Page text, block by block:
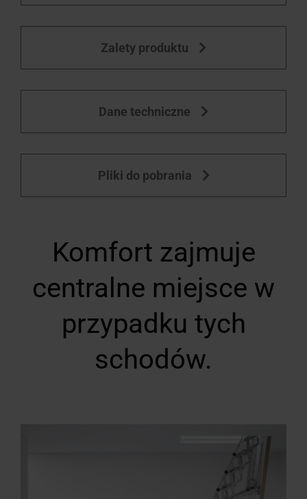
okna
Zalety produktu
Dane techniczne
Pliki do pobrania
Komfort zajmuje
centralne miejsce w
przypadku tych
schodów.